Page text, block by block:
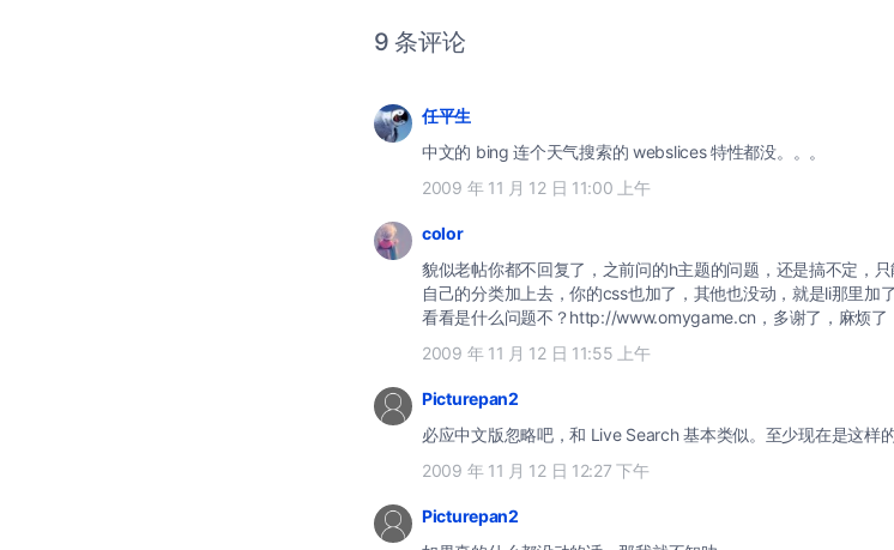
9 条评论
任平生
中文的 bing 连个天气搜索的 webslices 特性都没。。。
2009 年 11 月 12 日 11:00 上午
color
貌似老帖你都不回复了，之前问的h主题的问题，还是搞不定，
自己的分类加上去，你的css也加了，其他也没动，就是li那里加
看看是什么问题不？http://www.omygame.cn，多谢了，麻烦了
2009 年 11 月 12 日 11:55 上午
Picturepan2
必应中文版忽略吧，和 Live Search 基本类似。至少现在是这样的
2009 年 11 月 12 日 12:27 下午
Picturepan2